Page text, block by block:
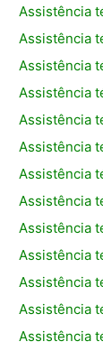
Assistência
Assistência
Assistência
Assistência
Assistência
Assistência
Assistência
Assistência
Assistência
Assistência
Assistência
Assistência
Assistência